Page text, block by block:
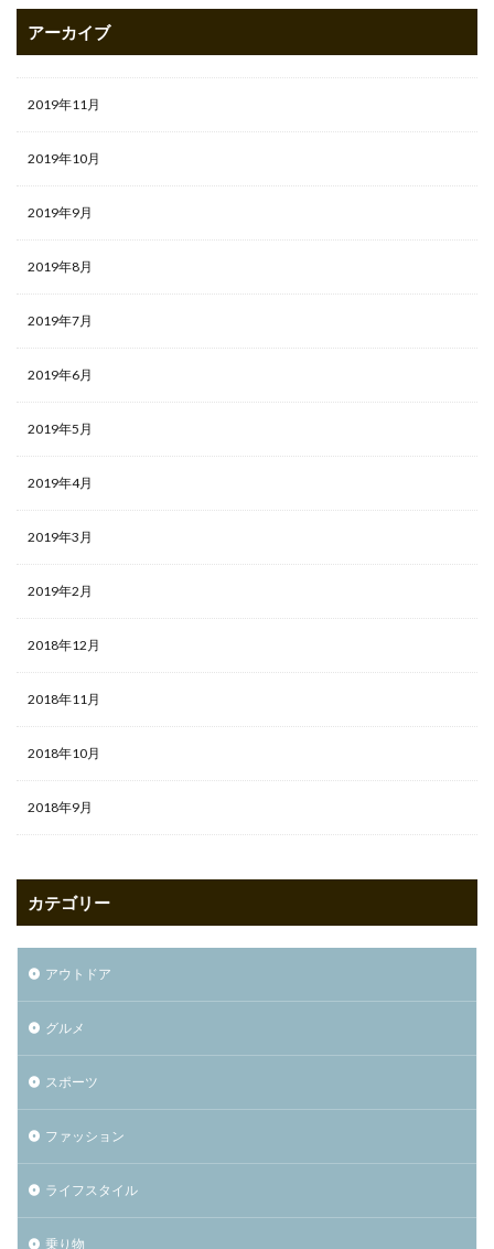
アーカイブ
2019年11月
2019年10月
2019年9月
2019年8月
2019年7月
2019年6月
2019年5月
2019年4月
2019年3月
2019年2月
2018年12月
2018年11月
2018年10月
2018年9月
カテゴリー
アウトドア
グルメ
スポーツ
ファッション
ライフスタイル
乗り物